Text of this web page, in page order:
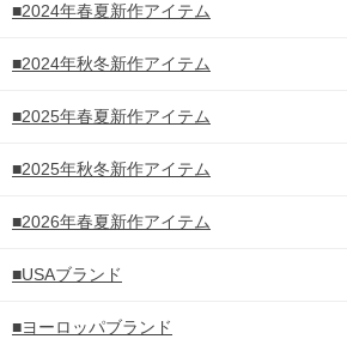
■2024年春夏新作アイテム
■2024年秋冬新作アイテム
■2025年春夏新作アイテム
■2025年秋冬新作アイテム
■2026年春夏新作アイテム
■USAブランド
■ヨーロッパブランド